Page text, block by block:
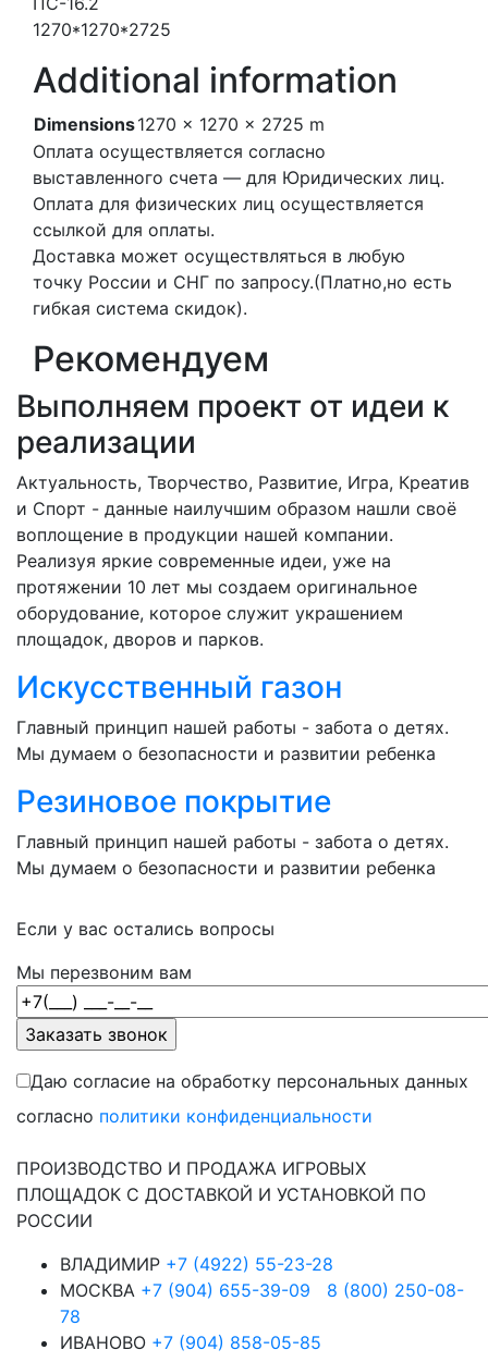
1270*1270*2725
Additional information
Dimensions1270 × 1270 × 2725 m
Оплата осуществляется согласно
выставленного счета — для Юридических лиц.
Оплата для физических лиц осуществляется
ссылкой для оплаты.
Доставка может осуществляться в любую
точку России и СНГ по запросу.(Платно,но есть
гибкая система скидок).
Рекомендуем
Выполняем проект от идеи к
реализации
Актуальность, Творчество, Развитие, Игра, Креатив
и Спорт - данные наилучшим образом нашли своё
воплощение в продукции нашей компании.
Реализуя яркие современные идеи, уже на
протяжении 10 лет мы создаем оригинальное
оборудование, которое служит украшением
площадок, дворов и парков.
Искусственный газон
Главный принцип нашей работы - забота о детях.
Мы думаем о безопасности и развитии ребенка
Резиновое покрытие
Главный принцип нашей работы - забота о детях.
Мы думаем о безопасности и развитии ребенка
Если у вас остались вопросы
Мы перезвоним вам
Даю согласие на обработку персональных данных
согласно политики конфиденциальности
ПРОИЗВОДСТВО И ПРОДАЖА ИГРОВЫХ
ПЛОЩАДОК С ДОСТАВКОЙ И УСТАНОВКОЙ ПО
РОССИИ
ВЛАДИМИР +7 (4922) 55-23-28
МОСКВА +7 (904) 655-39-09
8 (800) 250-08-
78
ИВАНОВО +7 (904) 858-05-85